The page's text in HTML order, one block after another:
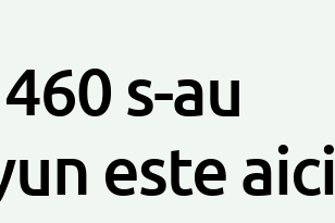
s-au
este aici